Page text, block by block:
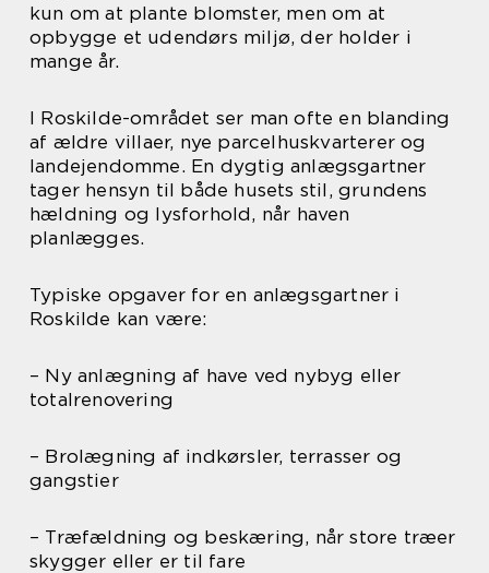
kun om at plante blomster, men om at
opbygge et udendørs miljø, der holder i
mange år.
I Roskilde-området ser man ofte en blanding
af ældre villaer, nye parcelhuskvarterer og
landejendomme. En dygtig anlægsgartner
tager hensyn til både husets stil, grundens
hældning og lysforhold, når haven
planlægges.
Typiske opgaver for en anlægsgartner i
Roskilde kan være:
– Ny anlægning af have ved nybyg eller
totalrenovering
– Brolægning af indkørsler, terrasser og
gangstier
– Træfældning og beskæring, når store træer
skygger eller er til fare